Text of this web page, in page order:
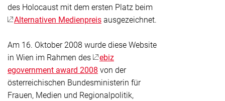
des Holocaust mit dem ersten Platz beim
Alternativen Medienpreisausgezeichnet.
Am 16. Oktober 2008 wurde diese Website
in Wien im Rahmen des
ebiz
egovernment award 2008 von der
österreichischen Bundesministerin für
Frauen, Medien und Regionalpolitik,